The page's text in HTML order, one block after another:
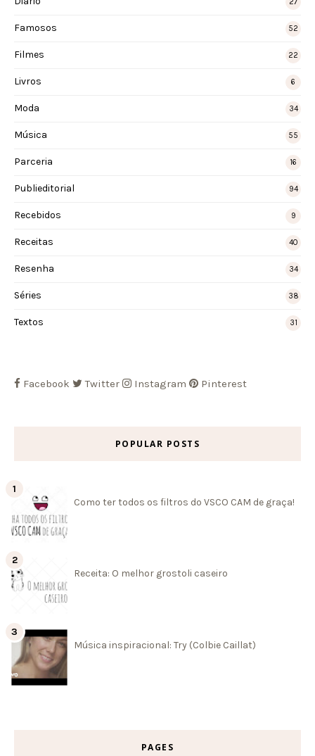
Famosos 52
Filmes 22
Livros 6
Moda 34
Música 55
Parceria 16
Publieditorial 94
Recebidos 9
Receitas 40
Resenha 34
Séries 38
Textos 31
Facebook Twitter Instagram Pinterest
POPULAR POSTS
Como ter todos os filtros do VSCO CAM de graça!
Receita: O melhor grostoli caseiro
Música inspiracional: Try (Colbie Caillat)
PAGES